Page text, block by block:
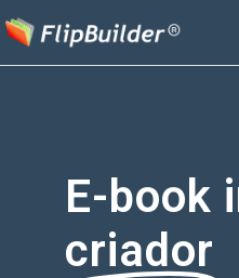
E-book
criador